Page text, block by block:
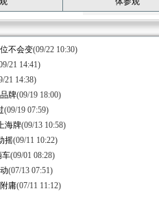
不会变(09/22 10:30)
21 14:41)
21 14:38)
牌(09/19 18:00)
(09/19 07:59)
海牌(09/13 10:58)
摇(09/11 10:22)
车(09/01 08:28)
(07/13 07:51)
庸(07/11 11:12)